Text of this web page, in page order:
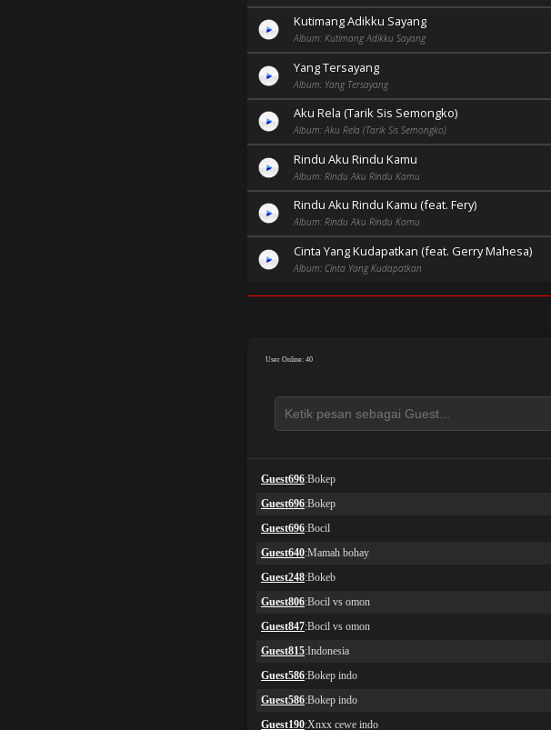
Kutimang Adikku Sayang
Album: Kutimang Adikku Sayang
Yang Tersayang
Album: Yang Tersayang
Aku Rela (Tarik Sis Semongko)
Album: Aku Rela (Tarik Sis Semongko)
Rindu Aku Rindu Kamu
Album: Rindu Aku Rindu Kamu
Rindu Aku Rindu Kamu (feat. Fery)
Album: Rindu Aku Rindu Kamu
Cinta Yang Kudapatkan (feat. Gerry Mahesa)
Album: Cinta Yang Kudapatkan